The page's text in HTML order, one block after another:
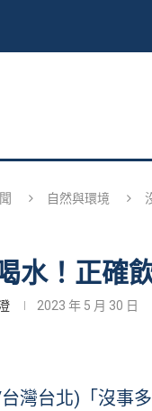
自然與環境
水！正確
2023 年 5 月 30 日
灣台北)「沒事